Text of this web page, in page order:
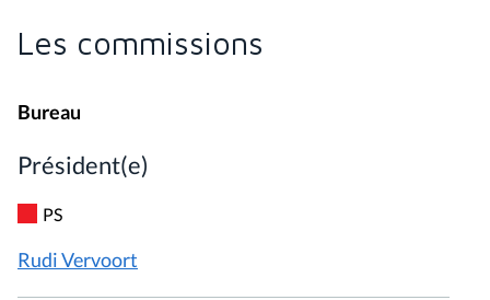
Les commissions
Bureau
Président(e)
PS
RudiVervoort